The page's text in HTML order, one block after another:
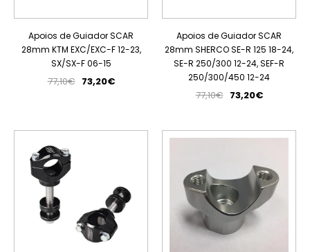
Apoios de Guiador SCAR
28mm KTM EXC/EXC-F 12-23,
SX/SX-F 06-15
77,10€ 73,20€
Apoios de Guiador SCAR
28mm SHERCO SE-R 125 18-24,
SE-R 250/300 12-24, SEF-R
250/300/450 12-24
77,10€ 73,20€